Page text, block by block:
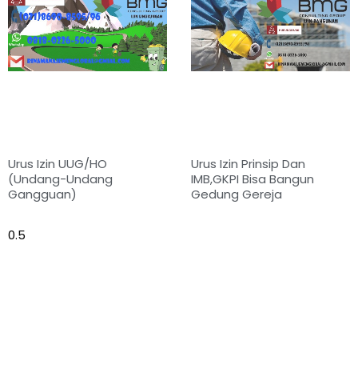
Urus Izin UUG/HO
(Undang-Undang
Gangguan)
Urus Izin Prinsip Dan
IMB,GKPI Bisa Bangun
Gedung Gereja